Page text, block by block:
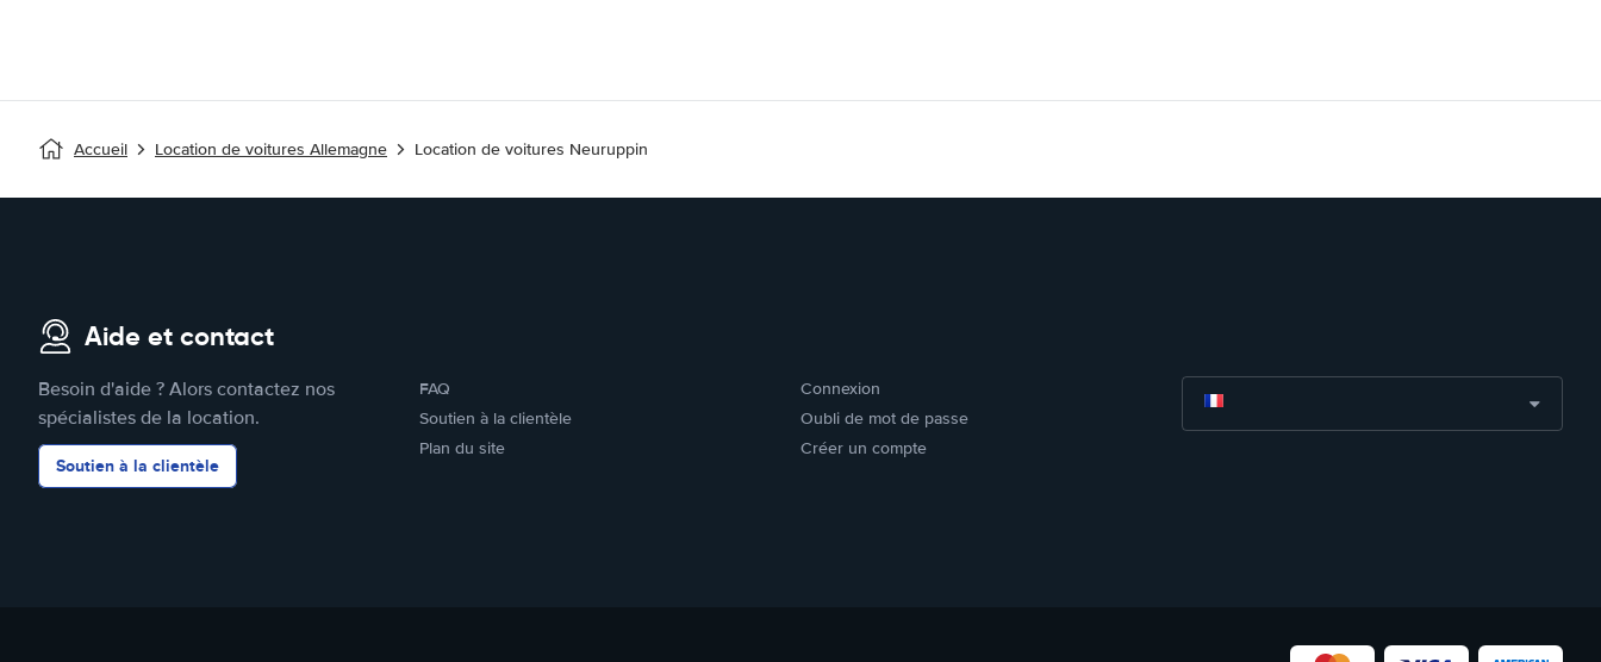
Accueil Location de voitures Allemagne Location de voitures Neuruppin
Aide et contact
Besoin d'aide ? Alors contactez nos
spécialistes de la location.
Soutien à la clientèle
FAQ
Soutien à la clientèle
Plan du site
Connexion
Oubli de mot de passe
Créer un compte